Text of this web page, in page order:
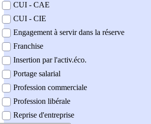
CUI - CAE
CUI - CIE
Engagement à servir dans la réserve
Franchise
Insertion par l'activ.éco.
Portage salarial
Profession commerciale
Profession libérale
Reprise d'entreprise